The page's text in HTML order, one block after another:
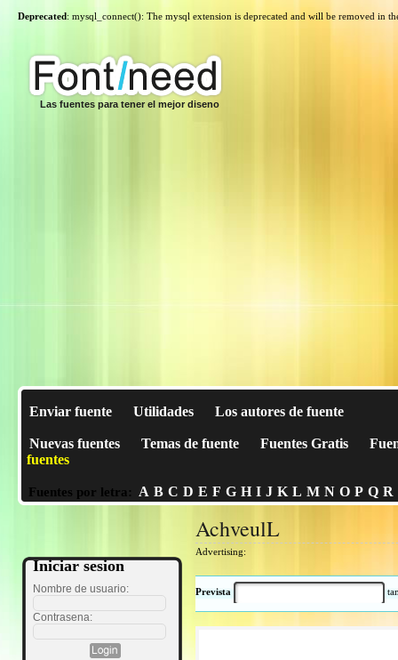
Deprecated: mysql_connect(): The mysql extension is deprecated and will be removed in
Las fuentes para tener el mejor diseno
Enviar fuente Utilidades Los autores de fuente
Nuevas fuentes Temas de fuente Fuentes Gratis
fuentes
Fuentes por letra: A B C D E F G H I J K L M N O P Q R
Iniciar sesion
Nombre de usuario:
Contrasena:
AchveulL
Advertising:
Prevista